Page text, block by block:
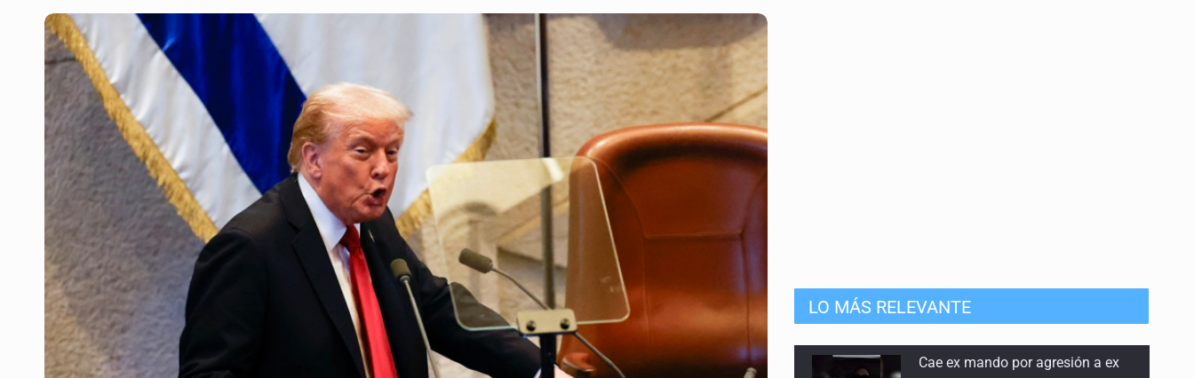
Critican inoperancia de la ASEJ para recuperar fondos públicos
Catean centro de fraudes inmobiliarios en Zapopan
Ex policía es detenido por agresión y amenzas contra su pareja
Vecinos de Mirador de San Isidro denuncian tala; IJALVI lo niega
Reporta 627 acciones tras inundación en Balcones de Oblatos
SSPC, participa en búsqueda de Ricardo Cabezas Talavera
Proponen consulta popular por desarrollo de vivienda en Mirador de San Isidro
Identifican a más implicados en crimen de Valeria
Capturan a secuestradora buscada desde 2012
LO MÁS RELEVANTE
Jalisco mantiene la búsqueda de